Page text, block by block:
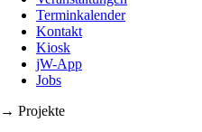
Terminkalender
Kontakt
Kiosk
jW-App
Jobs
→ Projekte